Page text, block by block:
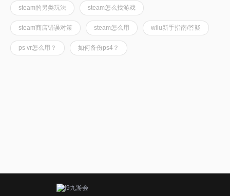
steam的另类玩法 steam怎么找游戏
steam商店错误对策 steam怎么用 wiiu新手指南/答疑
ps vr怎么用？ 如何备份ps4？